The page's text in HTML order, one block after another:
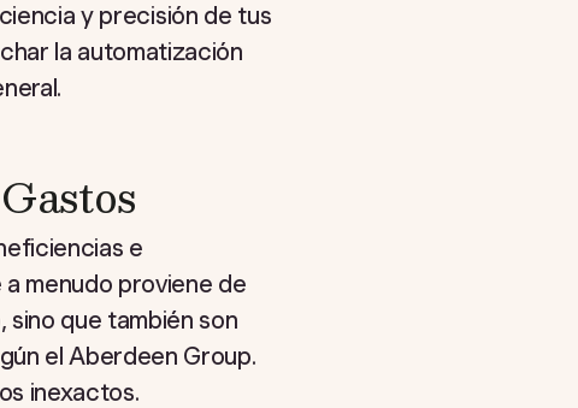
y precisión de tus
la automatización
e
menudo proviene de
sino que también son
el Aberdeen Group.
inexactos.